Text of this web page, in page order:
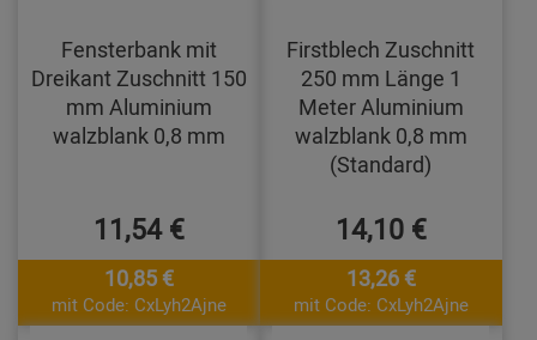
Fensterbank mit
Dreikant Zuschnitt 150
mm Aluminium
walzblank 0,8 mm
11,54 €
10,85 €
mit Code: CxLyh2Ajne
Firstblech Zuschnitt
250 mm Länge 1
Meter Aluminium
walzblank 0,8 mm
(Standard)
14,10 €
13,26 €
mit Code: CxLyh2Ajne